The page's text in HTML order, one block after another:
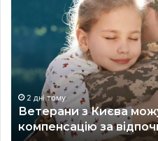
Києва
можуть
компенсацію
відпочинок:
це
2 дні тому
Ветерани з Києва
компенсацію за